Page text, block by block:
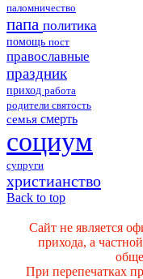
паломничество
папа политика
помощь пост
православные
праздник
приход работа
родители святость
семья смерть
социум
супруги
христианство
Back to top
Сайт не является
прихода, а
При перепечатках